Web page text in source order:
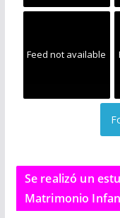
Feed not available
Se realizó un
Matrimonio